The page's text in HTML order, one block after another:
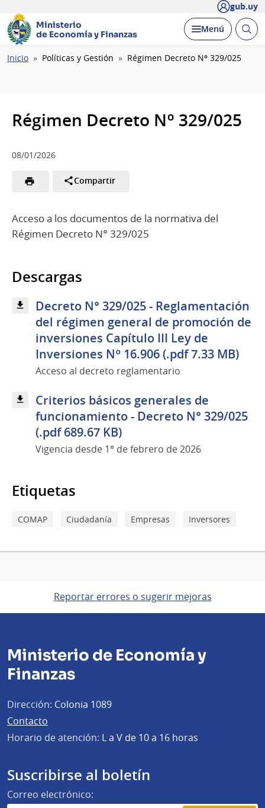
gub.uy
Ministerio
de Economía y Finanzas
Desplegar
Menú Abrir
Ruta
Inicio Políticas y Gestión Régimen Decreto Nº 329/025
Régimen Decreto Nº 329/025
08/01/2026
Compartir
Acceso a los documentos de la normativa del
Régimen Decreto N° 329/025
Descargas
Decreto N° 329/025 - Reglamentación
del régimen general de promoción de
inversiones Capítulo III Ley de
Inversiones Nº 16.906 (.pdf 7.33 MB)
Acceso al decreto reglamentario
Criterios básicos generales de
funcionamiento - Decreto N° 329/025
(.pdf 689.67 KB)
Vigencia desde 1° de febrero de 2026
Etiquetas
COMAP Ciudadanía Empresas Inversores
Reportar errores o sugerir mejoras
Ministerio de Economía y
Finanzas
Dirección: Colonia 1089
Contacto
Horario de atención: L a V de 10 a 16 horas
Suscribirse al boletín
Correo electrónico: